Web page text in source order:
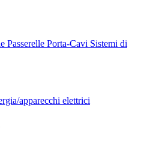
Passerelle Porta-Cavi Sistemi di
apparecchi elettrici